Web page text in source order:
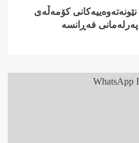
کۆمەڵەی
فەڕانسە